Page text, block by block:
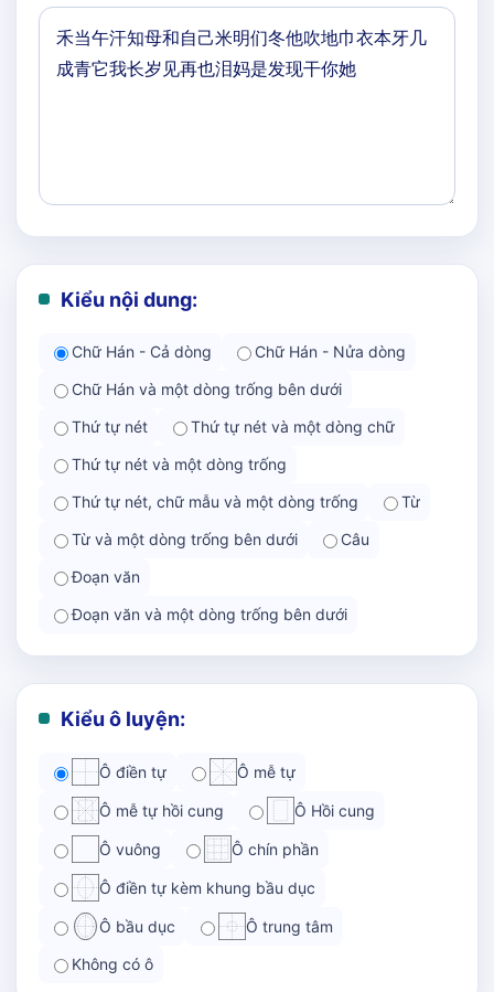
Kiểu nội dung:
Chữ Hán - Cả dòng
Chữ Hán - Nửa dòng
Chữ Hán và một dòng trống bên dưới
Thứ tự nét
Thứ tự nét và một dòng chữ
Thứ tự nét và một dòng trống
Thứ tự nét, chữ mẫu và một dòng trống
Từ
Từ và một dòng trống bên dưới
Câu
Đoạn văn
Đoạn văn và một dòng trống bên dưới
Kiểu ô luyện:
Ô điền tự Ô mễ tự
Ô mễ tự hồi cung Ô Hồi cung
Ô vuông Ô chín phần
Ô điền tự kèm khung bầu dục
Ô bầu dục Ô trung tâm
Không có ô